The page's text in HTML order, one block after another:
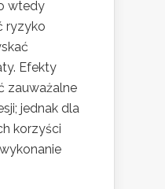
wtedy
ryzyko
Efekty
zauważalne
jednak dla
korzyści